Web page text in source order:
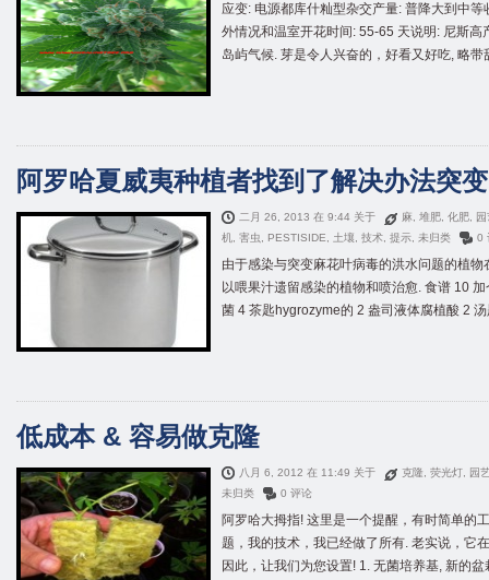
应变: 电源都库什籼型杂交产量: 普降大到中
外情况和温室开花时间: 55-65 天说明: 尼斯
岛屿气候. 芽是令人兴奋的，好看又好吃, 略带
阿罗哈夏威夷种植者找到了解决办法突
二月 26, 2013 在 9:44 关于 麻 堆肥 化肥
机
害虫 PESTISIDE 土壤 技术 提示 未归类 0
由于感染与突变麻花叶病毒的洪水问题的植
以喂果汁遗留感染的植物和喷治愈. 食谱 10
菌 4 茶匙hygrozyme的 2 盎司液体腐植酸 2 汤
低成本 & 容易做克隆
八月 6, 2012 在 11:49 关于 克隆 荧光灯
园
未归类
0 评论
阿罗哈大拇指! 这里是一个提醒，有时简单的
题，我的技术，我已经做了所有. 老实说，它
因此，让我们为您设置! 1. 无菌培养基, 新的